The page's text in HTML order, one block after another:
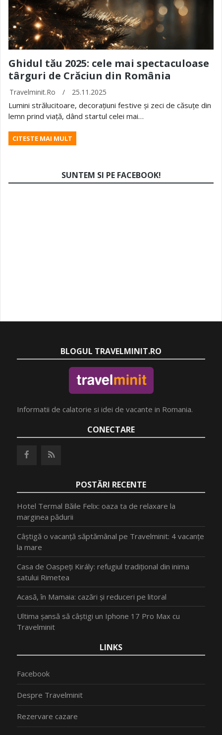
Ghidul tău 2025: cele mai spectaculoase
târguri de Crăciun din România
Travelminit.ro / 25.11.2025
Lumini strălucitoare, decorațiuni festive și zeci de căsuțe din
lemn prind viață, dând startul celei mai…
CITESTE MAI MULT
SUNTEM SI PE FACEBOOK!
BLOGUL TRAVELMINIT.RO
Informatii de calatorie si idei de vacante in Romania.
CONECTARE
POSTĂRI RECENTE
Hotel Termal Băile Felix: oaza ta de relaxare la
marginea pădurii
Câștigă o vacanță săptămânal pe Travelminit: 4 vacanțe
la mare
Casa de Oaspeți Király: refugiul tradițional din inima
satului Rimetea
Acasă, în Mamaia: cazări și reduceri pe litoral
Ultima șansă să câștigi un Iphone 17 Pro Max cu
Travelminit
LINKS
Facebook
Despre Travelminit
Rezervare cazare